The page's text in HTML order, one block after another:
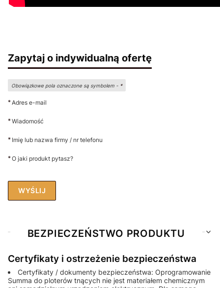
Zapytaj o indywidualną ofertę
Obowiązkowe pola oznaczone są symbolem - *
*Adres e-mail
*Wiadomość
* Imię lub nazwa firmy / nr telefonu
*O jaki produkt pytasz?
WYŚLIJ
BEZPIECZEŃSTWO PRODUKTU
Certyfikaty i ostrzeżenie bezpieczeństwa
Certyfikaty / dokumenty bezpieczeństwa: Oprogramowanie
Summa do ploterów tnących nie jest materiałem chemicznym